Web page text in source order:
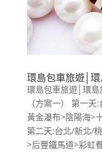
環島包車旅遊│
環島包車旅遊│環
（方案一） 第一
黃金瀑布>陰陽海>
第二天:台北/新北/
>后豐鐵馬道>彩虹